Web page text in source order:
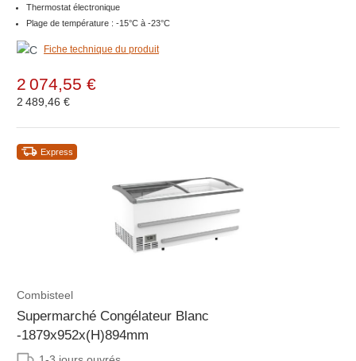
Thermostat électronique
Plage de température : -15°C à -23°C
Fiche technique du produit
2 074,55 €
2 489,46 €
Express
Combisteel
Supermarché Congélateur Blanc
-1879x952x(H)894mm